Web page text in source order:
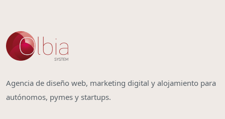
Agencia de diseño web, marketing digital y alojamiento para
autónomos, pymes y startups.